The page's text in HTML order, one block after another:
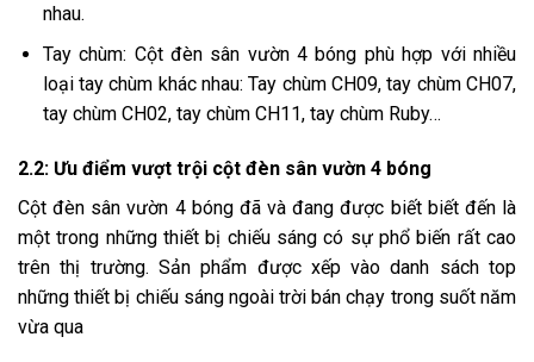
nhau.
Tay chùm: Cột đèn sân vườn 4 bóng phù hợp với nhiều
loại tay chùm khác nhau: Tay chùm CH09, tay chùm CH07,
tay chùm CH02, tay chùm CH11, tay chùm Ruby…
2.2: Ưu điểm vượt trội cột đèn sân vườn 4 bóng
Cột đèn sân vườn 4 bóng đã và đang được biết biết đến là
một trong những thiết bị chiếu sáng có sự phổ biến rất cao
trên thị trường. Sản phẩm được xếp vào danh sách top
những thiết bị chiếu sáng ngoài trời bán chạy trong suốt năm
vừa qua